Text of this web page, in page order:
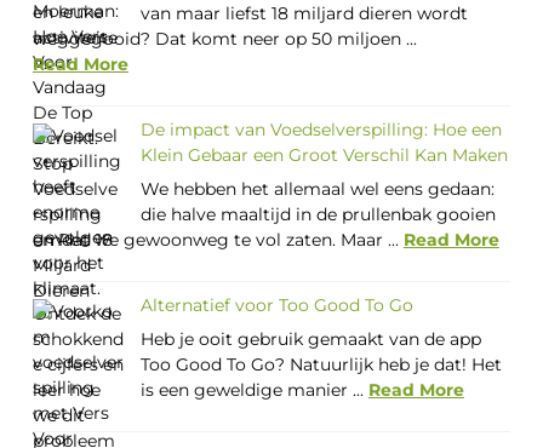
van maar liefst 18 miljard dieren wordt
weggegooid? Dat komt neer op 50 miljoen ...
Read More
De impact van Voedselverspilling: Hoe een
Klein Gebaar een Groot Verschil Kan Maken
We hebben het allemaal wel eens gedaan:
die halve maaltijd in de prullenbak gooien
omdat we gewoonweg te vol zaten. Maar ... Read More
Alternatief voor Too Good To Go
Heb je ooit gebruik gemaakt van de app
Too Good To Go? Natuurlijk heb je dat! Het
is een geweldige manier ... Read More